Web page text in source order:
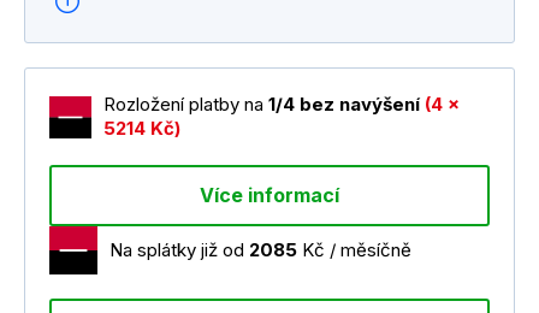
Rozložení platby na 1/4 bez navýšení (4 x
5214 Kč)
Více informací
Na splátky již od 2085 Kč / měsíčně